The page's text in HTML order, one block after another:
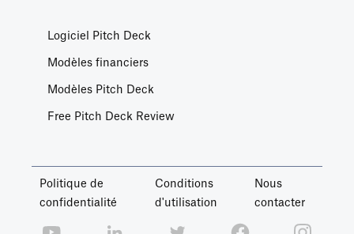
Logiciel Pitch Deck
Modèles financiers
Modèles Pitch Deck
Free Pitch Deck Review
Politique de
confidentialité
Conditions
d'utilisation
Nous
contacter